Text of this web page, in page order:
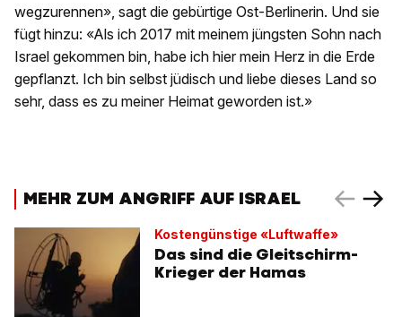
wegzurennen», sagt die gebürtige Ost-Berlinerin. Und sie
fügt hinzu: «Als ich 2017 mit meinem jüngsten Sohn nach
Israel gekommen bin, habe ich hier mein Herz in die Erde
gepflanzt. Ich bin selbst jüdisch und liebe dieses Land so
sehr, dass es zu meiner Heimat geworden ist.»
MEHR ZUM ANGRIFF AUF ISRAEL
Kostengünstige «Luftwaffe»
Das sind die Gleitschirm-
Krieger der Hamas